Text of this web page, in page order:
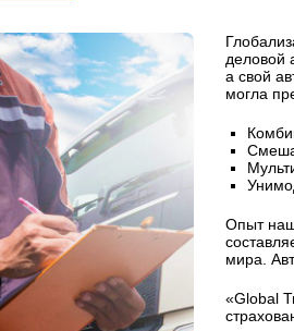
деловой
а свой
могла
Опыт
мира.
«Global